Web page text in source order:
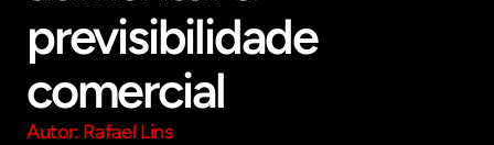
previsibilidade
comercial
Autor: Rafael Lins